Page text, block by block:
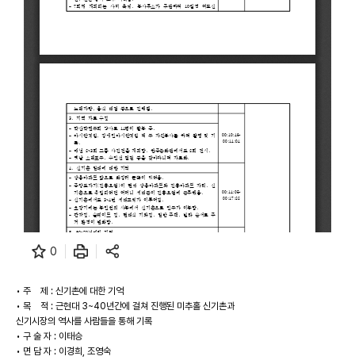
0
• 주 제 : 신기촌에 대한 기억
• 목 적 : 근현대 3~40년간에 걸쳐 진행된 미추홀 신기촌과
신기시장의 역사를 사람들을 통해 기록
• 구 술 자 : 이태승
• 면 담 자 : 이경희, 조영숙